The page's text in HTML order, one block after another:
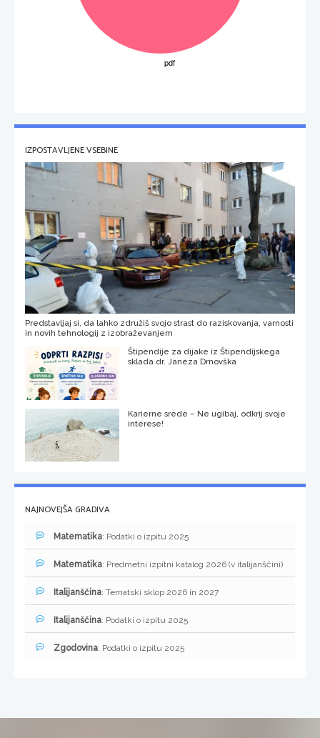
IZPOSTAVLJENE VSEBINE
Predstavljaj si, da lahko združiš svojo strast do raziskovanja, varnosti
in novih tehnologij z izobraževanjem
Štipendije za dijake iz Štipendijskega
sklada dr. Janeza Drnovška
Karierne srede – Ne ugibaj, odkrij svoje
interese!
NAJNOVEJŠA GRADIVA
Matematika: Podatki o izpitu 2025
Matematika: Predmetni izpitni katalog 2026 (v italijanščini)
Italijanščina: Tematski sklop 2026 in 2027
Italijanščina: Podatki o izpitu 2025
Zgodovina: Podatki o izpitu 2025